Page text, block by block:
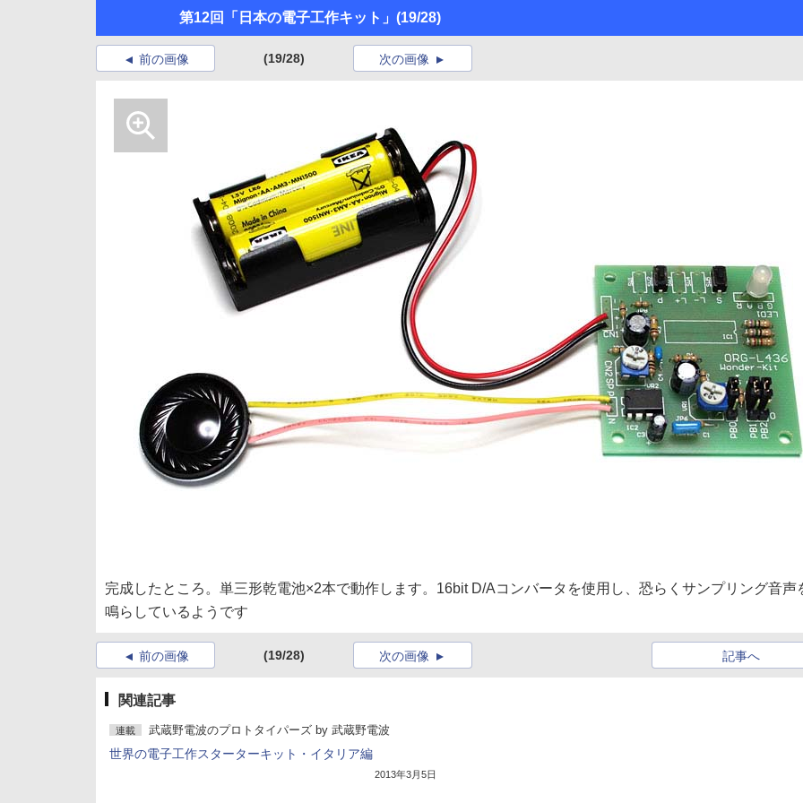
第12回「日本の電子工作キット」 (19/28)
前の画像 (19/28) 次の画像
完成したところ。単三形乾電池×2本で動作します。16bit D/Aコンバータを使用し、恐らくサンプリング音声
鳴らしているようです
前の画像 (19/28) 記事へ
次の画像
関連記事
連載 武蔵野電波のプロトタイパーズ by 武蔵野電波
世界の電子工作スターターキット・イタリア編
2013年3月5日